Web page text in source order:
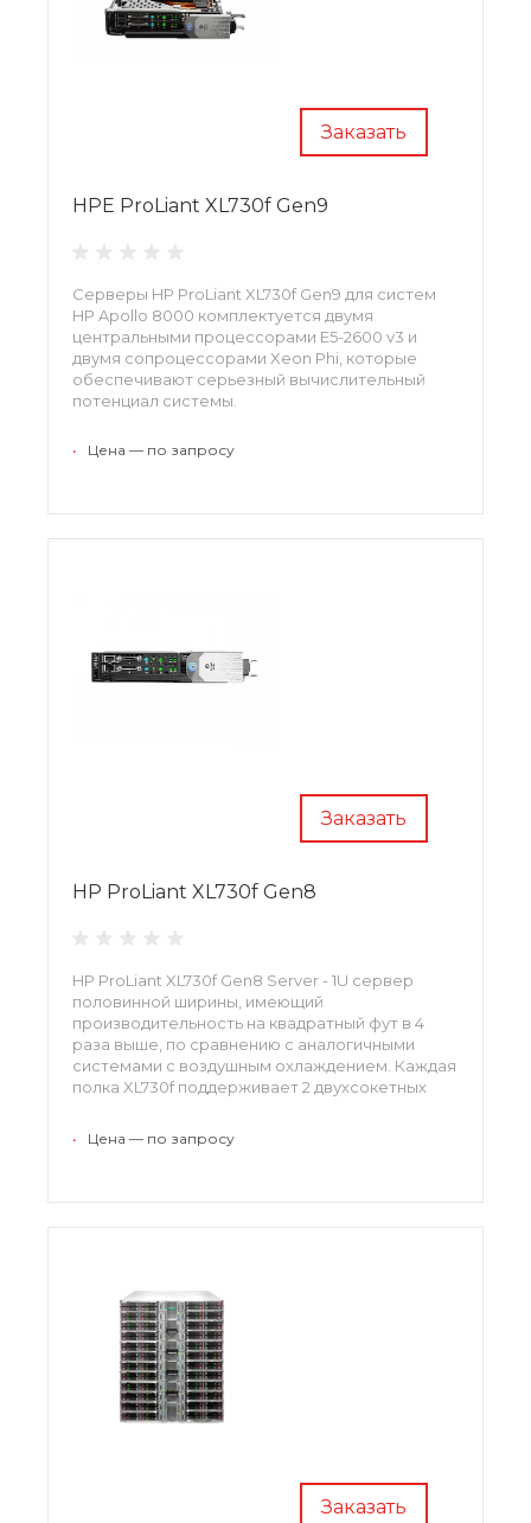
Заказать
HPE ProLiant XL730f Gen9
Серверы HP ProLiant XL730f Gen9 для систем
HP Apollo 8000 комплектуется двумя
центральными процессорами E5-2600 v3 и
двумя сопроцессорами Xeon Phi, которые
обеспечивают серьезный вычислительный
потенциал системы.
• Цена — по запросу
Заказать
HP ProLiant XL730f Gen8
HP ProLiant XL730f Gen8 Server - 1U сервер
половинной ширины, имеющий
производительность на квадратный фут в 4
раза выше, по сравнению с аналогичными
системами с воздушным охлаждением. Каждая
полка XL730f поддерживает 2 двухсокетных
• Цена — по запросу
Заказать